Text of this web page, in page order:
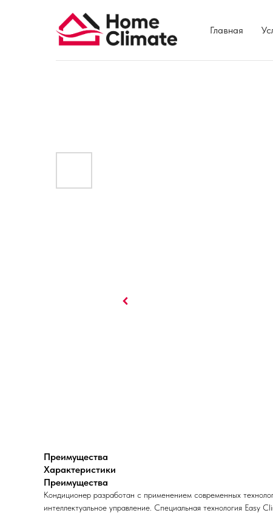
Главная
Преимущества
Характеристики
Преимущества
Кондиционер разработан с применением современных
интеллектуальное управление. Специальная технология Easy